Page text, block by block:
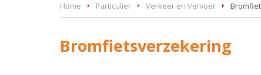
Home Particulier Verkeer en Vervoer
Bromfietsverzekering